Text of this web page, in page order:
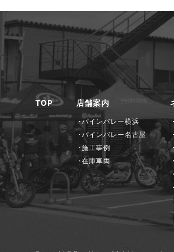
TOP 店舗案内
パインバレー横浜
パインバレー名古屋
施工事例
在庫車両